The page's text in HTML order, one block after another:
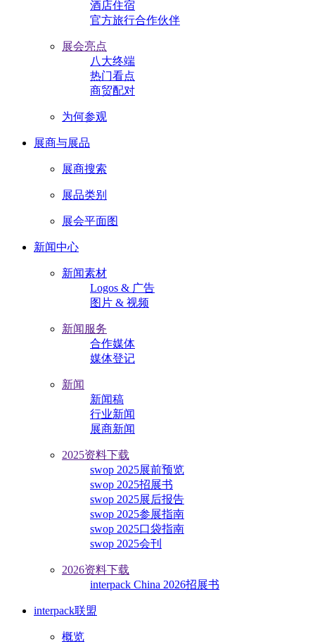
酒店住宿
官方旅行合作伙伴
展会亮点
八大终端
热门看点
商贸配对
为何参观
展商与展品
展商搜索
展品类别
展会平面图
新闻中心
新闻素材
Logos & 广告
图片 & 视频
新闻服务
合作媒体
媒体登记
新闻
新闻稿
行业新闻
展商新闻
2025资料下载
swop 2025展前预览
swop 2025招展书
swop 2025展后报告
swop 2025参展指南
swop 2025口袋指南
swop 2025会刊
2026资料下载
interpack China 2026招展书
interpack联盟
概览